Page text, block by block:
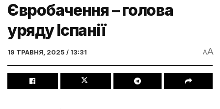
Євробачення – голова
уряду Іспанії
19 ТРАВНЯ, 2025 / 13:31 AA